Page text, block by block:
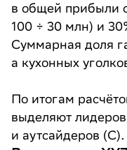
в общей прибыли
100 ÷ 30 млн) и
Суммарная доля
а кухонных
По итогам
выделяют
и аутсайдеров (C).